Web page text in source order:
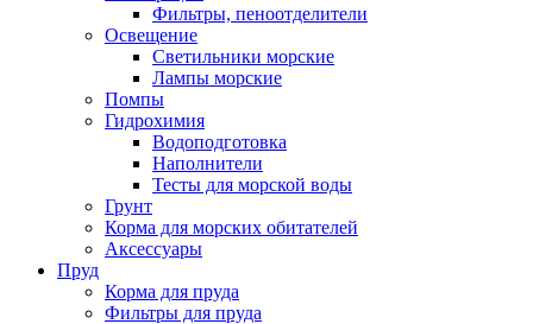
Фильтры, пеноотделители
Освещение
Светильники морские
Лампы морские
Помпы
Гидрохимия
Водоподготовка
Наполнители
Тесты для морской воды
Грунт
Корма для морских обитателей
Аксессуары
Пруд
Корма для пруда
Фильтры для пруда